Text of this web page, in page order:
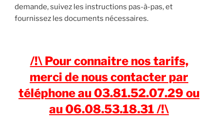
demande, suivez les instructions pas-à-pas, et
fournissez les documents nécessaires.
/!\ Pour connaitre nos tarifs,
merci de nous contacter par
téléphone au 03.81.52.07.29 ou
au 06.08.53.18.31 /!\